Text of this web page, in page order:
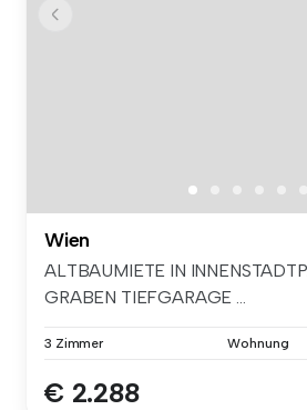
Wien
ALTBAUMIETE IN
GRABEN TIEFGARAGE ...
3 Zimmer Wohnung
€ 2.288